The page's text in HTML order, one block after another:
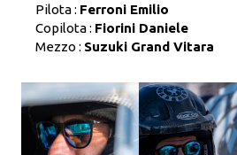
Pilota : Ferroni Emilio
Copilota : Fiorini Daniele
Mezzo : Suzuki Grand Vitara